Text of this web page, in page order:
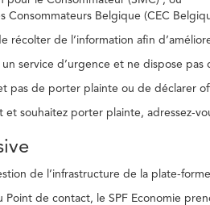
Consommateurs Belgique (CEC
récolter de l’information afin
un service d’urgence et ne dispose
pas de porter plainte ou de déclarer
et souhaitez porter plainte, adressez-
de l’infrastructure de la plate-
Point de contact, le SPF Economie